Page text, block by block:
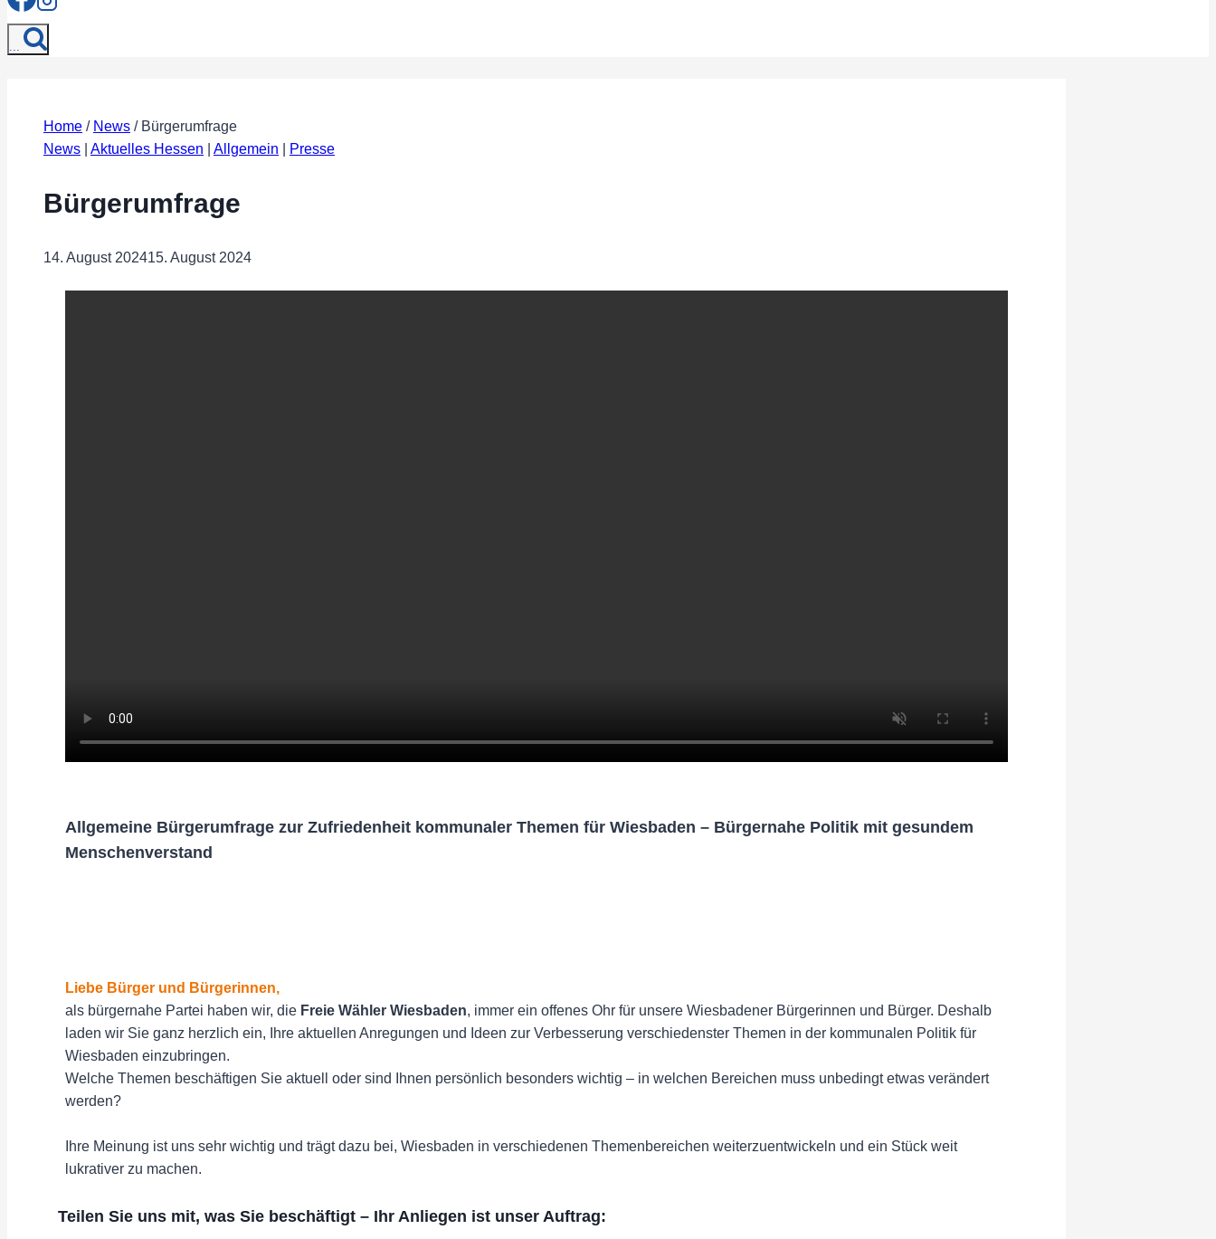
...
Home / News / Bürgerumfrage
News
Aktuelles Hessen Allgemein Presse
Bürgerumfrage
14. August 202415. August 2024
Allgemeine Bürgerumfrage zur Zufriedenheit kommunaler Themen für Wiesbaden – Bürgernahe Politik mit gesundem
Menschenverstand
Liebe Bürger und Bürgerinnen,
als bürgernahe Partei haben wir, die Freie Wähler Wiesbaden, immer ein offenes Ohr für unsere Wiesbadener Bürgerinnen und Bürger. Deshalb
laden wir Sie ganz herzlich ein, Ihre aktuellen Anregungen und Ideen zur Verbesserung verschiedenster Themen in der kommunalen Politik für
Wiesbaden einzubringen.
Welche Themen beschäftigen Sie aktuell oder sind Ihnen persönlich besonders wichtig – in welchen Bereichen muss unbedingt etwas verändert
werden?
Ihre Meinung ist uns sehr wichtig und trägt dazu bei, Wiesbaden in verschiedenen Themenbereichen weiterzuentwickeln und ein Stück weit
lukrativer zu machen.
Teilen Sie uns mit, was Sie beschäftigt – Ihr Anliegen ist unser Auftrag: